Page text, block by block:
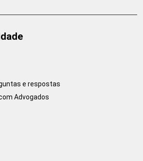
e respostas
Advogados